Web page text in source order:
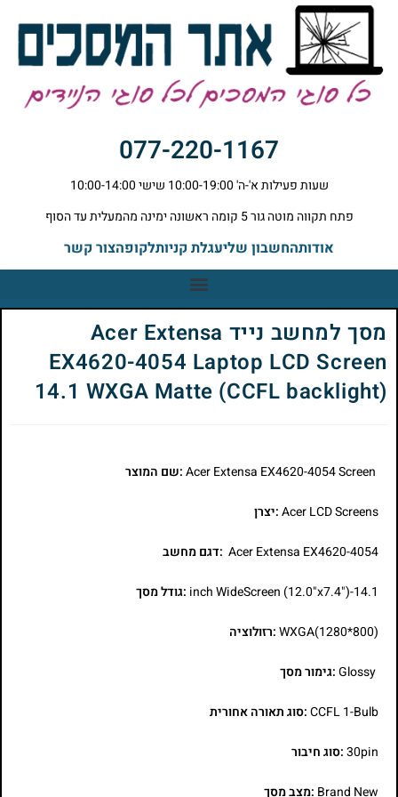
077-220-1167
שעות פעילות א'-ה' 10:00-19:00 שישי 10:00-14:00
פתח תקווה מוטה גור 5 קומה ראשונה ימינה מהמעלית עד הסוף
אודותהחשבון שליעגלת קניותלקופהצור קשר
מסך למחשב נייד Acer Extensa
EX4620-4054 Laptop LCD Screen
14.1 WXGA Matte (CCFL backlight)
:שם המוצר
Acer LCD Screens:יצרן
Acer Extensa EX4620-4054 :דגם מחשב
14.1-inch WideScreen (12.0"x7.4") :גודל מסך
WXGA(1280*800):רזולוציה
Glossy:גימור מסך
CCFL 1-Bulb:סוג תאורה אחורית
30pin:סוג חיבור
Brand New :מצב מסך